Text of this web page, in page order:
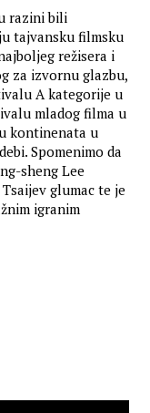
razini bili
tajvansku filmsku
režisera i
za izvornu glazbu,
A kategorije u
mladog filma u
kontinenata u
Spomenimo da
sheng Lee
glumac te je
igranim